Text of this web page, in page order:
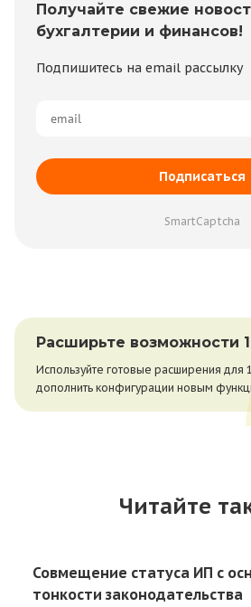
Получайте свежие
бухгалтерии и финансов!
Подпишитесь на email рассылку
Подписаться
SmartCaptcha
Расширьте возможности
Используйте готовые расширения для
дополнить конфигурации новым
Читайте
Совмещение статуса ИП с
тонкости законодательства